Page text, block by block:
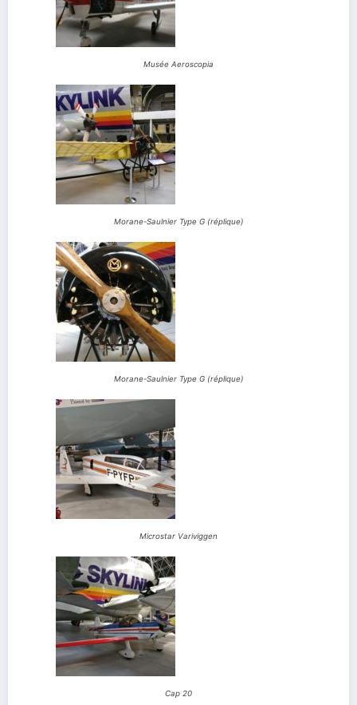
Musée Aeroscopia
Morane-Saulnier Type G (réplique)
Morane-Saulnier Type G (réplique)
Microstar Variviggen
Cap 20